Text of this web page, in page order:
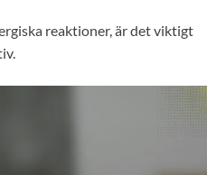
reaktioner, är det viktigt